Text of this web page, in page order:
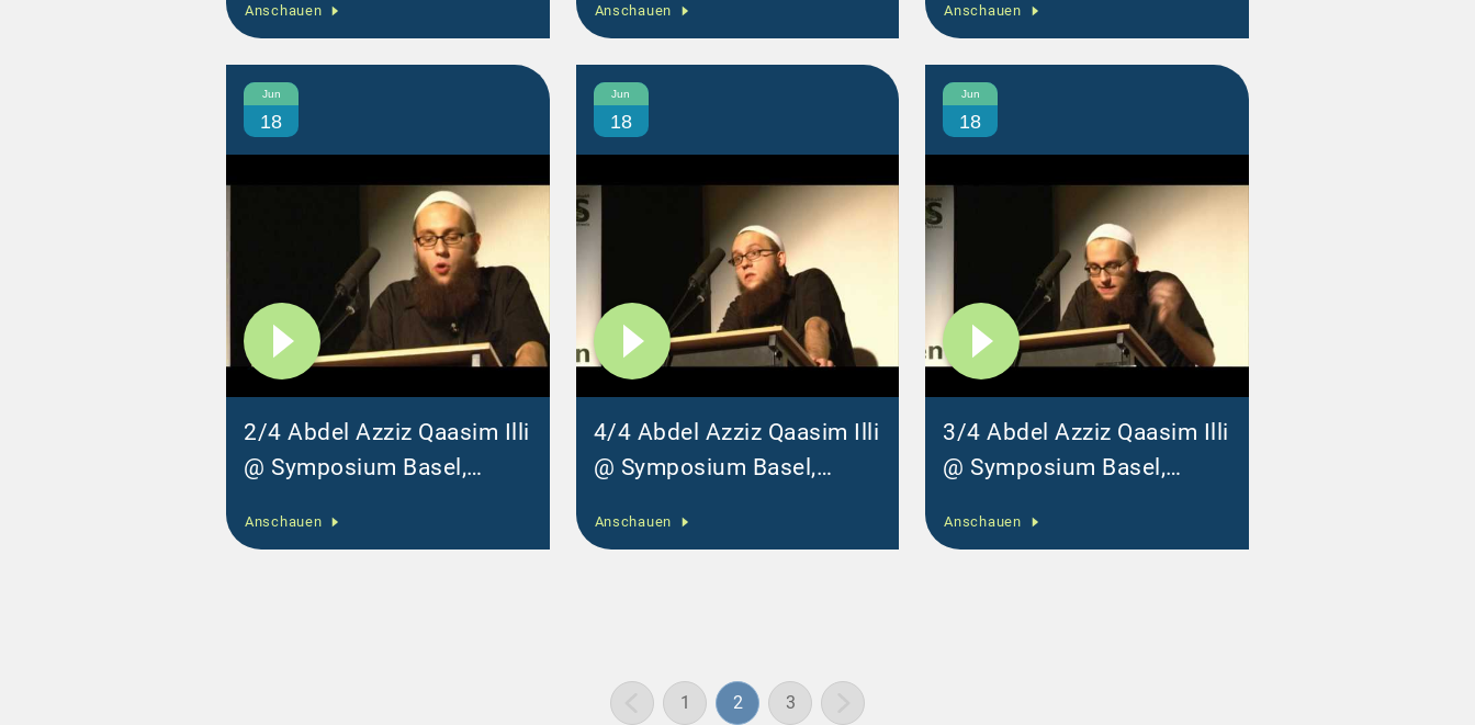
Anschauen
der Demütigung [DE]
Anschauen Anschauen
Jun
18
2/4 Abdel Azziz Qaasim Illi
@ Symposium Basel,
Anschauen
Jun
18
4/4 Abdel Azziz Qaasim Illi
@ Symposium Basel,
Anschauen
Jun
18
3/4 Abdel Azziz Qaasim Illi
@ Symposium Basel,
Anschauen
1 2 3